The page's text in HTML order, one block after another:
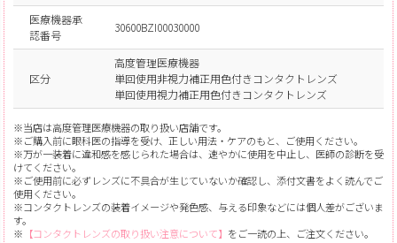
医療機器承
認番号
30600BZI00030000
区分
高度管理医療機器
単回使用非視力補正用色付きコンタクトレンズ
単回使用視力補正用色付きコンタクトレンズ
※当店は高度管理医療機器の取り扱い店舗です。
※ご購入前に眼科医の指導を受け、正しい用法・ケアのもと、ご使用ください。
※万が一装着に違和感を感じられた場合は、速やかに使用を中止し、医師の診断を受
けてください。
※ご使用前に必ずレンズに不具合が生じていないか確認し、添付文書をよく読んでご
使用ください。
※コンタクトレンズの装着イメージや発色感、与える印象などには個人差がございま
す。
※ 【コンタクトレンズの取り扱い注意について】 をご一読の上、ご注文ください。